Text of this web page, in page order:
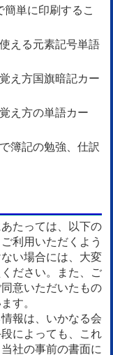
単に印刷するこ
える元素記号単語
え方国旗暗記カー
え方の単語カー
簿記の勉強、仕訳
たっては、以下の
利用いただくよう
い場合には、大変
ださい。また、ご
意いただいたもの
す。
報は、いかなる会
によっても、これ
社の事前の書面に